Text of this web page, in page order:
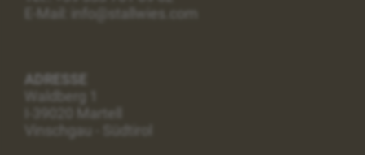
E-Mail: info@stallwies.com
ADRESSE
Waldberg 1
I-39020 Martell
Vinschgau - Südtirol